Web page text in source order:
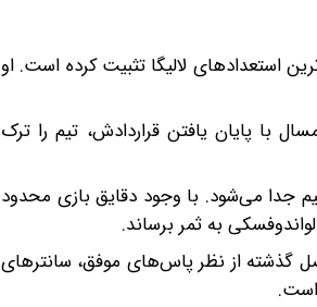
در سال ۲۰۲۴، خود را به عنوان یکی از برترین استعدادهای لالیگا تثبیت کرده است. او
با پایان یافتن قراردادش، تیم را ترک
طول چهار فصل، از این تیم جدا می‌شود. با وجود دقایق بازی محدود
فصل گذشته از نظر پاس‌های موفق، سانترهای
است.